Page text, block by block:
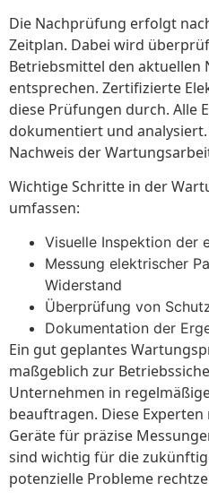
Die Nachprüfung erfolgt
Zeitplan. Dabei wird
Betriebsmittel den
entsprechen. Zertifizierte
diese Prüfungen durch. Alle
dokumentiert und
Nachweis der
Wichtige Schritte in der
umfassen:
Visuelle Inspektion der
Messung elektrischer
Widerstand
Überprüfung von
Dokumentation der
Ein gut geplantes
maßgeblich zur
Unternehmen in
beauftragen. Diese
Geräte für präzise
sind wichtig für die
potenzielle Probleme